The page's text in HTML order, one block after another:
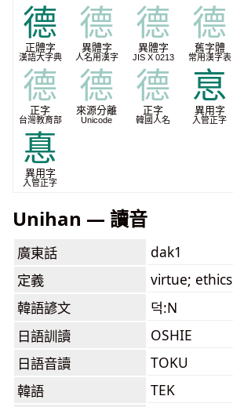
德
正體字
漢語大字典
德
異體字
人名用漢字
德
異體字
JIS X 0213
德
舊字體
常用漢字表
德
正字
台灣教育部
德
來源分離
Unicode
德
正字
韓國人名
恴
異用字
入管正字
惪
異用字
入管正字
Unihan — 讀音
廣東話
dak1
定義
virtue; ethics
韓語諺文
덕:N
日語訓讀
OSHIE
日語音讀
TOKU
韓語
TEK